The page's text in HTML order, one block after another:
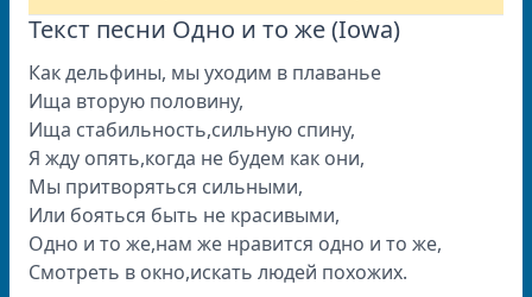
Текст песни Одно и то же (Iowa)
Как дельфины, мы уходим в плаванье
Ища вторую половину,
Ища стабильность,сильную спину,
Я жду опять,когда не будем как они,
Мы притворяться сильными,
Или бояться быть не красивыми,
Одно и то же,нам же нравится одно и то же,
Смотреть в окно,искать людей похожих.